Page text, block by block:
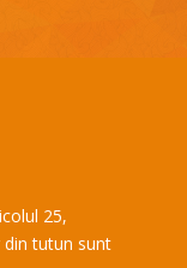
25,
tutun sunt